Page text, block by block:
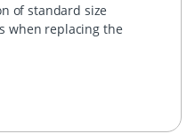
of standard size
when replacing the